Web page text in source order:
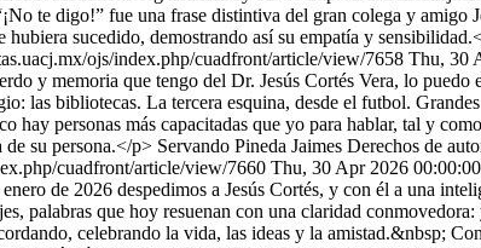
te digo!” fue una frase distintiva del gran colega y amigo
sucedido, demostrando así su empatía y
ojs/index.php/cuadfront/article/view/7658 Thu, 30
y memoria que tengo del Dr. Jesús Cortés Vera, lo puedo
las bibliotecas. La tercera esquina, desde el futbol.
personas más capacitadas que yo para hablar, tal y
su persona.</p> Servando Pineda Jaimes Derechos de
cuadfront/article/view/7660 Thu, 30 Apr 2026
de 2026 despedimos a Jesús Cortés, y con él a una
palabras que hoy resuenan con una claridad
celebrando la vida, las ideas y la amistad.&nbsp;